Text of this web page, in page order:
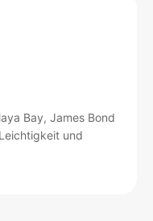
Bay, James Bond
und